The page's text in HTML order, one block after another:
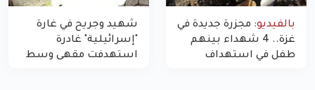
بالفيديو: مجزرة جديدة في
غزة.. 4 شهداء بينهم
طفل في استهداف
شهيد وجريح في غارة
"إسرائيلية" غادرة
استهدفت مقهى وسط